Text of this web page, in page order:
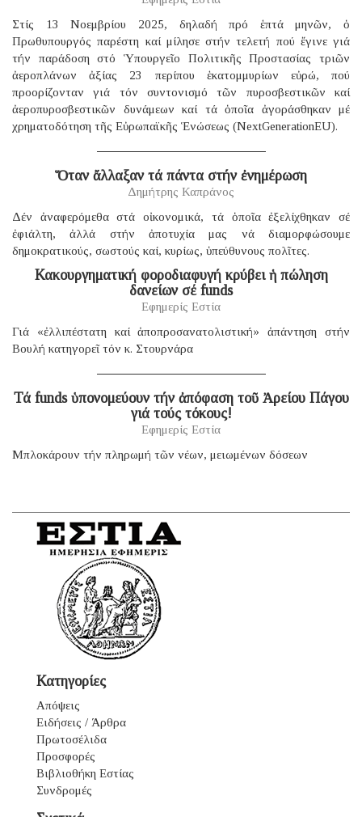
Στίς 13 Νοεμβρίου 2025, δηλαδή πρό ἑπτά μηνῶν, ὁ
Πρωθυπουργός παρέστη καί μίλησε στήν τελετή πού ἔγινε γιά
τήν παράδοση στό Ὑπουργεῖο Πολιτικῆς Προστασίας τριῶν
ἀεροπλάνων ἀξίας 23 περίπου ἑκατομμυρίων εὐρώ, πού
προορίζονταν γιά τόν συντονισμό τῶν πυροσβεστικῶν καί
ἀεροπυροσβεστικῶν δυνάμεων καί τά ὁποῖα ἀγοράσθηκαν μέ
χρηματοδότηση τῆς Εὐρωπαϊκῆς Ἑνώσεως (NextGenerationEU).
Ὅταν ἄλλαξαν τά πάντα στήν ἐνημέρωση
Δημήτρης Καπράνος
Δέν ἀναφερόμεθα στά οἰκονομικά, τά ὁποῖα ἐξελίχθηκαν σέ
ἐφιάλτη, ἀλλά στήν ἀποτυχία μας νά διαμορφώσουμε
δημοκρατικούς, σωστούς καί, κυρίως, ὑπεύθυνους πολῖτες.
Κακουργηματική φοροδιαφυγή κρύβει ἡ πώληση
δανείων σέ funds
Εφημερίς Εστία
Γιά «ἐλλιπέστατη καί ἀποπροσανατολιστική» ἀπάντηση στήν
Βουλή κατηγορεῖ τόν κ. Στουρνάρα
Τά funds ὑπονομεύουν τήν ἀπόφαση τοῦ Ἀρείου Πάγου
γιά τούς τόκους!
Εφημερίς Εστία
Μπλοκάρουν τήν πληρωμή τῶν νέων, μειωμένων δόσεων
Κατηγορίες
Απόψεις
Ειδήσεις / Άρθρα
Πρωτοσέλιδα
Προσφορές
Βιβλιοθήκη Εστίας
Συνδρομές